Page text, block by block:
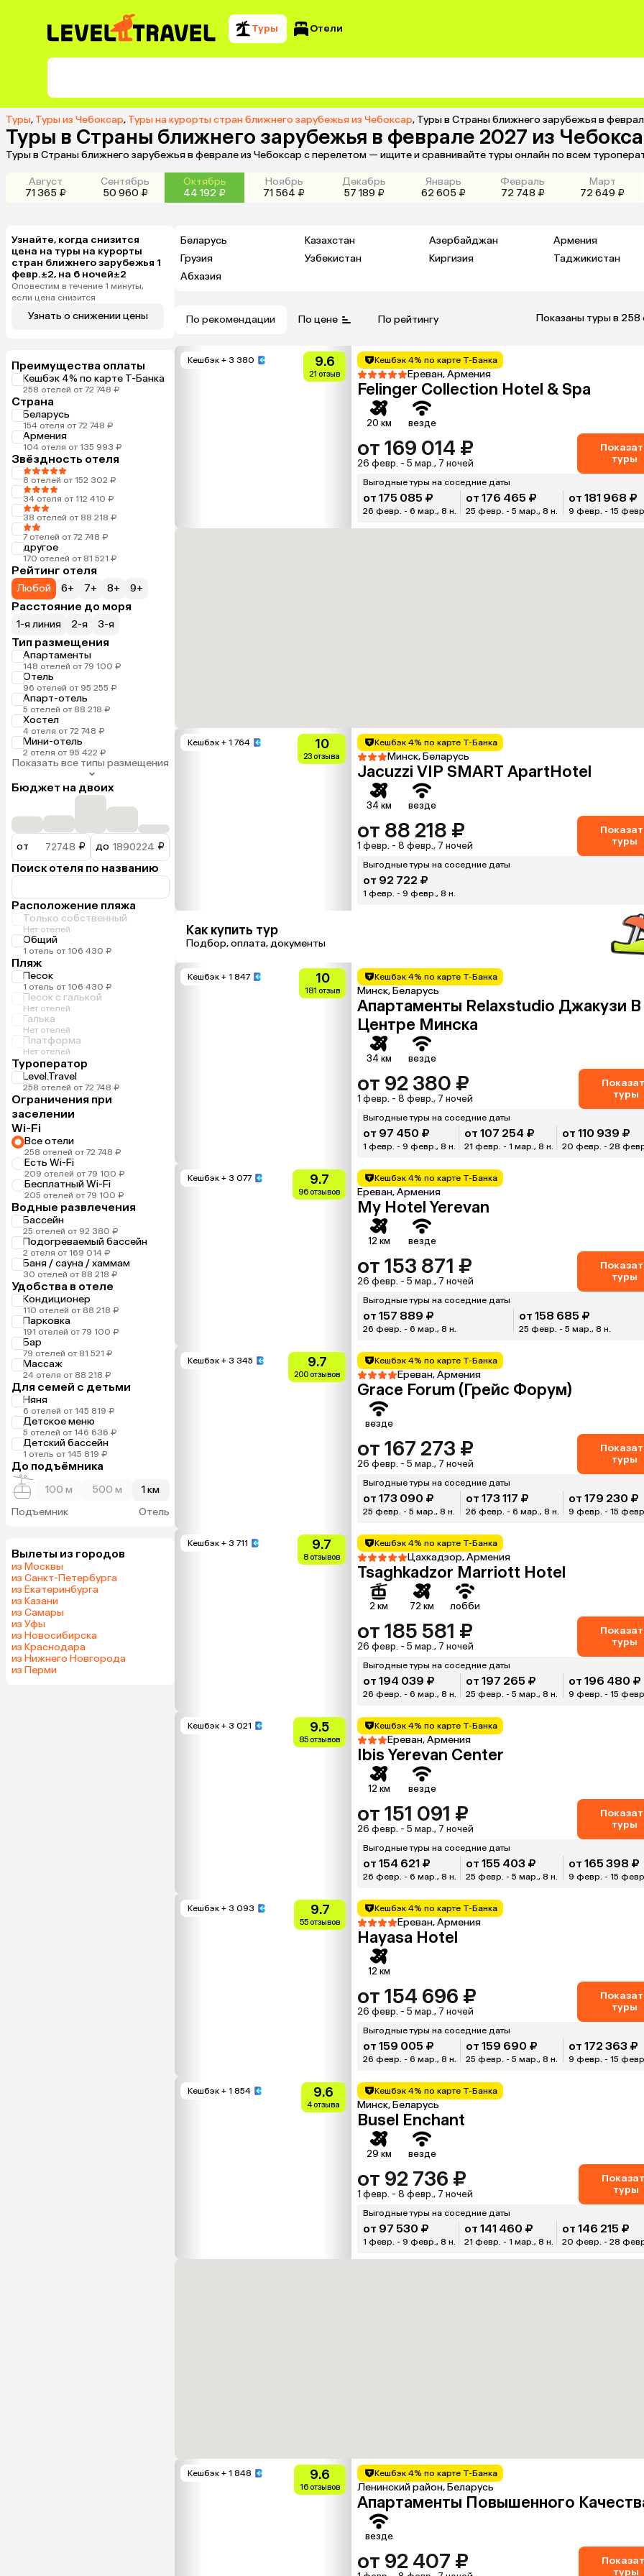
Туры Отели
Туры, Туры из Чебоксар, Туры на курорты стран ближнего зарубежья из Чебоксар, Туры в Страны ближнего зарубежья в
Туры в Страны ближнего зарубежья в феврале 2027 из
Туры в Страны ближнего зарубежья в феврале из Чебоксар с перелетом — ищите и сравнивайте туры онлайн по всем
Август
71 365 ₽
Сентябрь
50 960 ₽
Октябрь
44 192 ₽
Ноябрь
71 564 ₽
Декабрь
57 189 ₽
Январь
62 605 ₽
Февраль
72 748 ₽
Март
72 649 ₽
Узнайте, когда снизится
цена на туры на курорты
стран ближнего зарубежья 1
февр.±2, на 6 ночей±2
Оповестим в течение 1 минуты,
если цена снизится
Узнать о снижении цены
Преимущества оплаты
Кешбэк 4% по карте Т-Банка
258 отелей от 72 748 ₽
Страна
Беларусь
154 отеля от 72 748 ₽
Армения
104 отеля от 135 993 ₽
Звёздность отеля
8 отелей от 152 302 ₽
34 отеля от 112 410 ₽
38 отелей от 88 218 ₽
7 отелей от 72 748 ₽
другое
170 отелей от 81 521 ₽
Рейтинг отеля
Любой 6+ 7+ 8+ 9+
Расстояние до моря
1-я линия 2-я 3-я
Тип размещения
Апартаменты
148 отелей от 79 100 ₽
Отель
96 отелей от 95 255 ₽
Апарт-отель
5 отелей от 88 218 ₽
Хостел
4 отеля от 72 748 ₽
Мини-отель
2 отеля от 95 422 ₽
Показать все типы размещения
Бюджет на двоих
от ₽ до ₽
Поиск отеля по названию
Расположение пляжа
Только собственный
Нет отелей
Общий
1 отель от 106 430 ₽
Пляж
Песок
1 отель от 106 430 ₽
Песок с галькой
Нет отелей
Галька
Нет отелей
Платформа
Нет отелей
Туроператор
Level.Travel
258 отелей от 72 748 ₽
Ограничения при
заселении
Wi-Fi
Все отели
258 отелей от 72 748 ₽
Есть Wi-Fi
209 отелей от 79 100 ₽
Бесплатный Wi-Fi
205 отелей от 79 100 ₽
Водные развлечения
Бассейн
25 отелей от 92 380 ₽
Подогреваемый бассейн
2 отеля от 169 014 ₽
Баня / сауна / хаммам
30 отелей от 88 218 ₽
Удобства в отеле
Кондиционер
110 отелей от 88 218 ₽
Парковка
191 отелей от 79 100 ₽
Бар
79 отелей от 81 521 ₽
Массаж
24 отеля от 88 218 ₽
Для семей с детьми
Няня
6 отелей от 145 819 ₽
Детское меню
5 отелей от 146 636 ₽
Детский бассейн
1 отель от 145 819 ₽
До подъёмника
100 м 500 м
1 км
Подъемник
Отель
Вылеты из городов
из Москвы
из Санкт-Петербурга
из Екатеринбурга
из Казани
из Самары
из Уфы
из Новосибирска
из Краснодара
из Нижнего Новгорода
из Перми
Беларусь Казахстан Азербайджан
Армения
Грузия
Узбекистан Киргизия
Таджикистан
Абхазия
По рекомендации По цене По рейтингу Показаны туры в 258
Кешбэк + 3 380 9.6
21 отзыв
Кешбэк 4% по карте Т-Банка
Ереван, Армения
Felinger Collection Hotel & Spa
20 км везде
от 169 014 ₽
26 февр. - 5 мар., 7 ночей
туры
Выгодные туры на соседние даты
от 175 085 ₽
26 февр. - 6 мар., 8 н.
от 176 465 ₽
25 февр. - 5 мар., 8 н.
от 181 968 ₽
9 февр. - 15
Кешбэк + 1 764 10
23 отзыва
Кешбэк 4% по карте Т-Банка
Минск, Беларусь
Jacuzzi VIP SMART ApartHotel
34 км везде
от 88 218 ₽
1 февр. - 8 февр., 7 ночей
туры
Выгодные туры на соседние даты
от 92 722 ₽
1 февр. - 9 февр., 8 н.
Как купить тур
Подбор, оплата, документы
Кешбэк + 1 847 10
181 отзыв
Кешбэк 4% по карте Т-Банка
Минск, Беларусь
Апартаменты Relaxstudio Джакузи В
Центре Минска
34 км везде
от 92 380 ₽
1 февр. - 8 февр., 7 ночей
туры
Выгодные туры на соседние даты
от 97 450 ₽
1 февр. - 9 февр., 8 н.
от 107 254 ₽
21 февр. - 1 мар., 8 н.
от 110 939 ₽
20 февр. - 28
Кешбэк + 3 077 9.7
96 отзывов
Кешбэк 4% по карте Т-Банка
Ереван, Армения
My Hotel Yerevan
12 км везде
от 153 871 ₽
26 февр. - 5 мар., 7 ночей
туры
Выгодные туры на соседние даты
от 157 889 ₽
26 февр. - 6 мар., 8 н.
от 158 685 ₽
25 февр. - 5 мар., 8 н.
Кешбэк + 3 345 9.7
200 отзывов
Кешбэк 4% по карте Т-Банка
Ереван, Армения
Grace Forum (Грейс Форум)
везде
от 167 273 ₽
26 февр. - 5 мар., 7 ночей
туры
Выгодные туры на соседние даты
от 173 090 ₽
25 февр. - 5 мар., 8 н.
от 173 117 ₽
26 февр. - 6 мар., 8 н.
от 179 230 ₽
9 февр. - 15
Кешбэк + 3 711 9.7
8 отзывов
Кешбэк 4% по карте Т-Банка
Цахкадзор, Армения
Tsaghkadzor Marriott Hotel
2 км 72 км лобби
от 185 581 ₽
26 февр. - 5 мар., 7 ночей
туры
Выгодные туры на соседние даты
от 194 039 ₽
26 февр. - 6 мар., 8 н.
от 197 265 ₽
25 февр. - 5 мар., 8 н.
от 196 480 ₽
9 февр. - 15
Кешбэк + 3 021 9.5
85 отзывов
Кешбэк 4% по карте Т-Банка
Ереван, Армения
Ibis Yerevan Center
12 км везде
от 151 091 ₽
26 февр. - 5 мар., 7 ночей
туры
Выгодные туры на соседние даты
от 154 621 ₽
26 февр. - 6 мар., 8 н.
от 155 403 ₽
25 февр. - 5 мар., 8 н.
от 165 398 ₽
9 февр. - 15
Кешбэк + 3 093 9.7
55 отзывов
Кешбэк 4% по карте Т-Банка
Ереван, Армения
Hayasa Hotel
12 км
от 154 696 ₽
26 февр. - 5 мар., 7 ночей
туры
Выгодные туры на соседние даты
от 159 005 ₽
26 февр. - 6 мар., 8 н.
от 159 690 ₽
25 февр. - 5 мар., 8 н.
от 172 363 ₽
9 февр. - 15
Кешбэк + 1 854 9.6
4 отзыва
Кешбэк 4% по карте Т-Банка
Минск, Беларусь
Busel Enchant
29 км везде
от 92 736 ₽
1 февр. - 8 февр., 7 ночей
туры
Выгодные туры на соседние даты
от 97 530 ₽
1 февр. - 9 февр., 8 н.
от 141 460 ₽
21 февр. - 1 мар., 8 н.
от 146 215 ₽
20 февр. - 28
Кешбэк + 1 848 9.6
16 отзывов
Кешбэк 4% по карте Т-Банка
Ленинский район, Беларусь
Апартаменты Повышенного
везде
от 92 407 ₽
туры